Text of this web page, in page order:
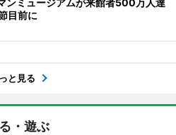
目前に
と見る
・遊ぶ